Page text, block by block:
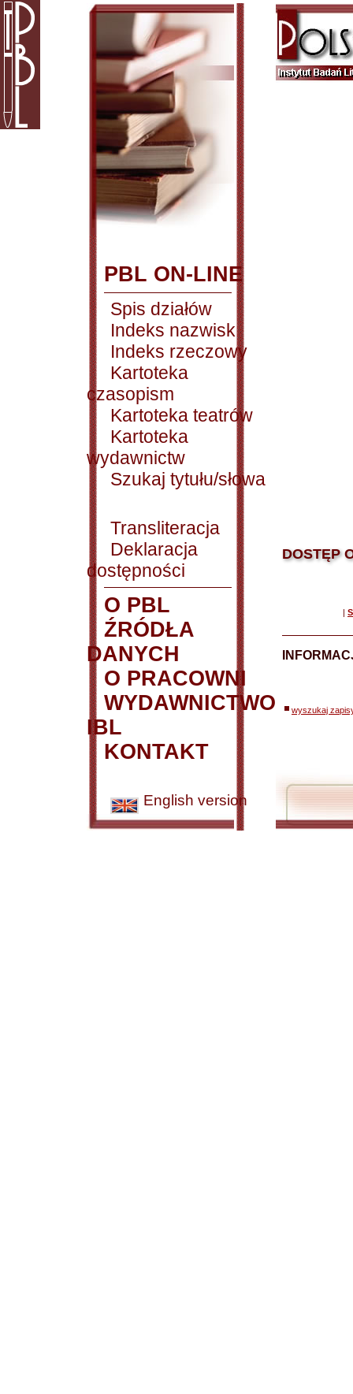
PBL ON-LINE
Spis działów
Indeks nazwisk
Indeks rzeczowy
Kartoteka
czasopism
Kartoteka teatrów
Kartoteka
wydawnictw
Szukaj tytułu/słowa
Transliteracja
Deklaracja
dostępności
O PBL
ŹRÓDŁA
DANYCH
O PRACOWNI
WYDAWNICTWO
IBL
KONTAKT
English version
DOSTĘP
|
wyszukaj